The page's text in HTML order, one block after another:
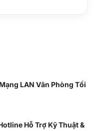
LAN Văn Phòng Tối
Hỗ Trợ Kỹ Thuật &